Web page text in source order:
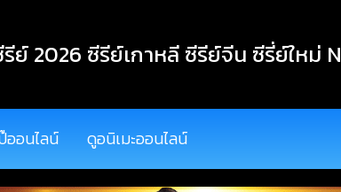
ย์ 2026 ซีรีย์เกาหลี ซีรีย์จีน ซีรี่ย์ใหม่
ออนไลน์ ดูอนิเมะออนไลน์